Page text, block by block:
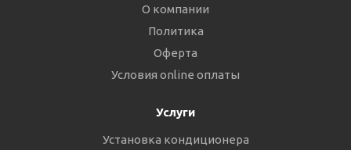
О компании
Политика
Оферта
Условия online оплаты
Услуги
Установка кондиционера